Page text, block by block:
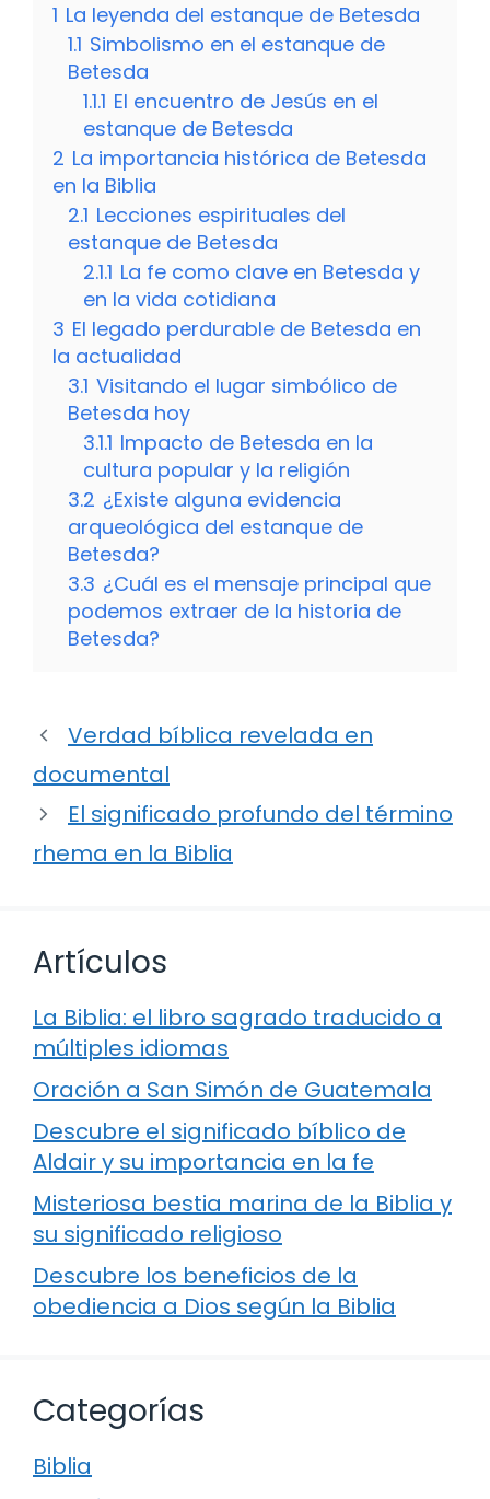
1 La leyenda del estanque de Betesda
1.1 Simbolismo en el estanque de
Betesda
1.1.1 El encuentro de Jesús en el
estanque de Betesda
2 La importancia histórica de Betesda
en la Biblia
2.1 Lecciones espirituales del
estanque de Betesda
2.1.1 La fe como clave en Betesda y
en la vida cotidiana
3 El legado perdurable de Betesda en
la actualidad
3.1 Visitando el lugar simbólico de
Betesda hoy
3.1.1 Impacto de Betesda en la
cultura popular y la religión
3.2 ¿Existe alguna evidencia
arqueológica del estanque de
Betesda?
3.3 ¿Cuál es el mensaje principal que
podemos extraer de la historia de
Betesda?
Verdad bíblica revelada en
documental
El significado profundo del término
rhema en la Biblia
Artículos
La Biblia: el libro sagrado traducido a
múltiples idiomas
Oración a San Simón de Guatemala
Descubre el significado bíblico de
Aldair y su importancia en la fe
Misteriosa bestia marina de la Biblia y
su significado religioso
Descubre los beneficios de la
obediencia a Dios según la Biblia
Categorías
Biblia